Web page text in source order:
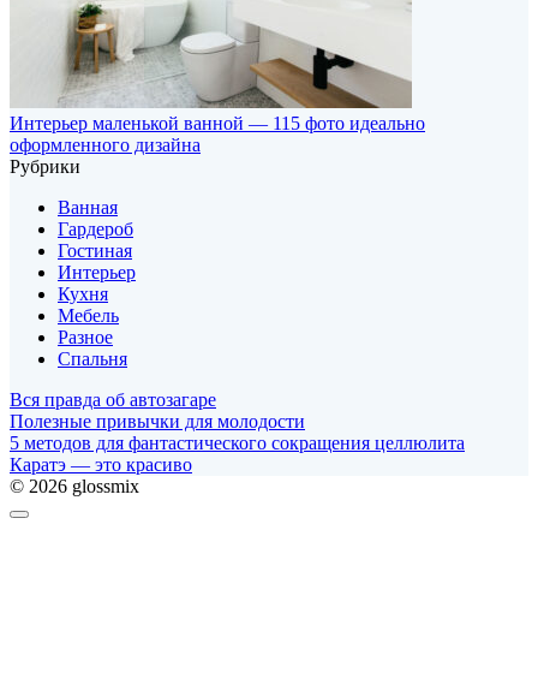
Интерьер маленькой ванной — 115 фото идеально
оформленного дизайна
Рубрики
Ванная
Гардероб
Гостиная
Интерьер
Кухня
Мебель
Разное
Спальня
Вся правда об автозагаре
Полезные привычки для молодости
5 методов для фантастического сокращения целлюлита
Каратэ — это красиво
© 2026 glossmix